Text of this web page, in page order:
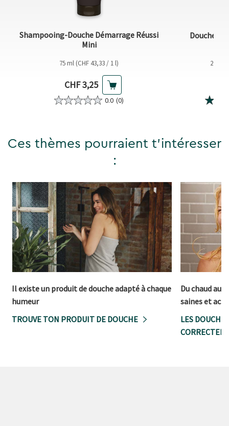
Shampooing-Douche Démarrage Réussi
Mini
75 ml (CHF 43,33 / 1 l)
Prix actuel
CHF 3,25
0.0 (0)
Douche
200
Ces thèmes pourraient t'intéresser
:
Il existe un produit de douche adapté à chaque
humeur
TROUVE TON PRODUIT DE DOUCHE
Du chaud au
saines et
LES